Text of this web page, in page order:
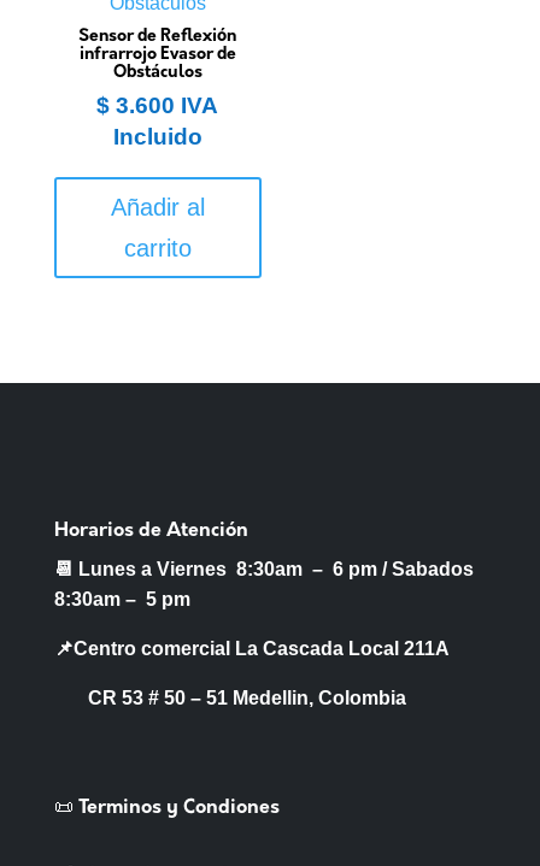
Sensor de Reflexión
infrarrojo Evasor de
Obstáculos
$ 3.600 IVA
Incluido
Añadir al
carrito
Horarios de Atención
📆 Lunes a Viernes 8:30am – 6 pm /Sabados
8:30am – 5 pm
📌Centro comercial La Cascada Local 211A
CR 53 # 50 – 51 Medellin, Colombia
📜 Terminos y Condiones